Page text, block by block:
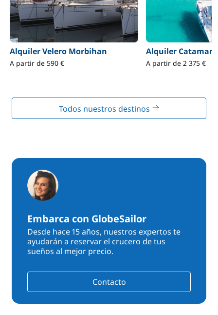
Alquiler Velero Morbihan
A partir de 590 €
Alquiler
A partir de 2 375 €
Todos nuestros destinos
Embarca con GlobeSailor
Desde hace 15 años, nuestros expertos te
ayudarán a reservar el crucero de tus
sueños al mejor precio.
Contacto